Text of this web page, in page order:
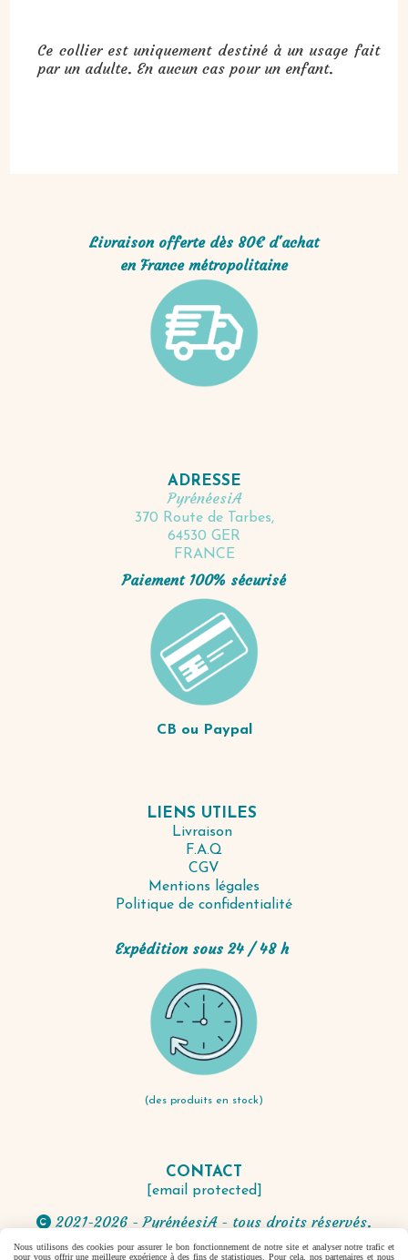
Ce collier est uniquement destiné à un usage fait
par un adulte. En aucun cas pour un enfant.
Livraison offerte dès 80€ d'achat
en France métropolitaine
ADRESSE
PyrénéesiA
370 Route de Tarbes,
64530 GER
FRANCE
Paiement 100% sécurisé
CB ou Paypal
LIENS UTILES
Livraison
F.A.Q
CGV
Mentions légales
Politique de confidentialité
Expédition sous 24 / 48 h
(des produits en stock)
CONTACT
[email protected]
 2021-2026 - PyrénéesiA - tous droits réservés.
Nous utilisons des cookies pour assurer le bon fonctionnement de notre site et analyser notre trafic et
pour vous offrir une meilleure expérience à des fins de statistiques. Pour cela, nos partenaires et nous